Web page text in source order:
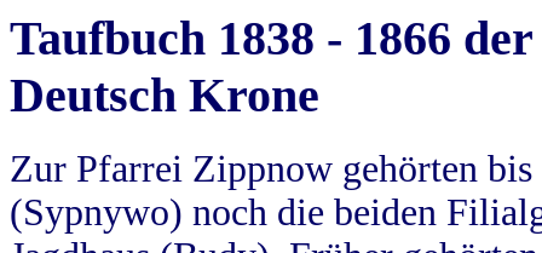
Taufbuch 1838 - 1866
Deutsch Krone
Zur Pfarrei Zippnow gehörten
(Sypnywo) noch die beiden